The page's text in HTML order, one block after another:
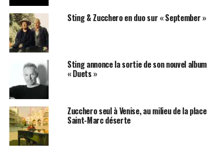
Sting & Zucchero en duo sur « September »
Sting annonce la sortie de son nouvel album
« Duets »
Zucchero seul à Venise, au milieu de la place
Saint-Marc déserte